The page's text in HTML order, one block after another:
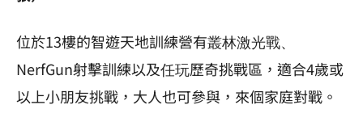
位於13樓的智遊天地訓練營有叢林激光戰、
NerfGun射擊訓練以及任玩歷奇挑戰區，適合4歲或
以上小朋友挑戰，大人也可參與，來個家庭對戰。